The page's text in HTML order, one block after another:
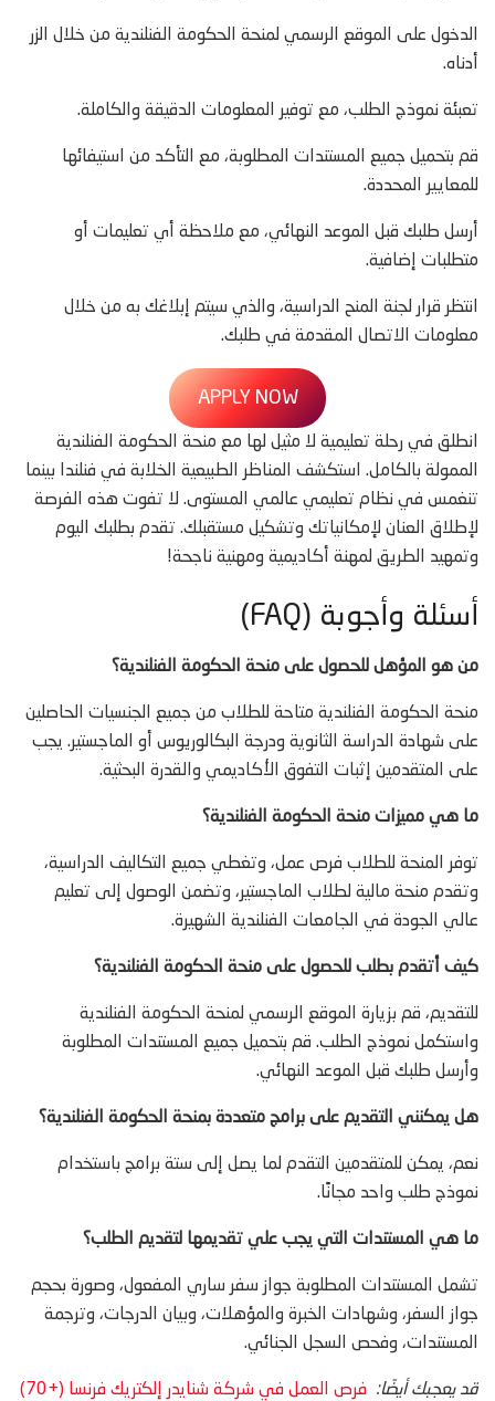
الدخول على الموقع الرسمي لمنحة الحكومة الفنلندية من خلال الزر
أدناه.
تعبئة نموذج الطلب، مع توفير المعلومات الدقيقة والكاملة.
قم بتحميل جميع المستندات المطلوبة، مع التأكد من استيفائها
للمعايير المحددة.
أرسل طلبك قبل الموعد النهائي، مع ملاحظة أي تعليمات أو
متطلبات إضافية.
انتظر قرار لجنة المنح الدراسية، والذي سيتم إبلاغك به من خلال
معلومات الاتصال المقدمة في طلبك.
APPLY NOW
انطلق في رحلة تعليمية لا مثيل لها مع منحة الحكومة الفنلندية
الممولة بالكامل. استكشف المناظر الطبيعية الخلابة في فنلندا بينما
تنغمس في نظام تعليمي عالمي المستوى. لا تفوت هذه الفرصة
لإطلاق العنان لإمكانياتك وتشكيل مستقبلك. تقدم بطلبك اليوم
وتمهيد الطريق لمهنة أكاديمية ومهنية ناجحة!
أسئلة وأجوبة (FAQ)
من هو المؤهل للحصول على منحة الحكومة الفنلندية؟
منحة الحكومة الفنلندية متاحة للطلاب من جميع الجنسيات الحاصلين
على شهادة الدراسة الثانوية ودرجة البكالوريوس أو الماجستير. يجب
على المتقدمين إثبات التفوق الأكاديمي والقدرة البحثية.
ما هي مميزات منحة الحكومة الفنلندية؟
توفر المنحة للطلاب فرص عمل، وتغطي جميع التكاليف الدراسية،
وتقدم منحة مالية لطلاب الماجستير، وتضمن الوصول إلى تعليم
عالي الجودة في الجامعات الفنلندية الشهيرة.
كيف أتقدم بطلب للحصول على منحة الحكومة الفنلندية؟
للتقديم، قم بزيارة الموقع الرسمي لمنحة الحكومة الفنلندية
واستكمل نموذج الطلب. قم بتحميل جميع المستندات المطلوبة
وأرسل طلبك قبل الموعد النهائي.
هل يمكنني التقديم على برامج متعددة بمنحة الحكومة الفنلندية؟
نعم، يمكن للمتقدمين التقدم لما يصل إلى ستة برامج باستخدام
نموذج طلب واحد مجانًا.
ما هي المستندات التي يجب علي تقديمها لتقديم الطلب؟
تشمل المستندات المطلوبة جواز سفر ساري المفعول، وصورة بحجم
جواز السفر، وشهادات الخبرة والمؤهلات، وبيان الدرجات، وترجمة
المستندات، وفحص السجل الجنائي.
قد يعجبك أيضًا: فرص العمل في شركة شنايدر إلكتريك فرنسا (+70)